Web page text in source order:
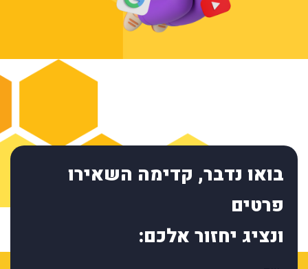
בואו נדבר, קדימה השאירו
פרטים
ונציג יחזור אלכם: